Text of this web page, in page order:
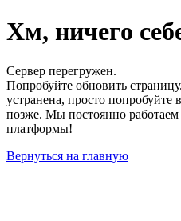
Хм, ничего
Сервер перегружен.
Попробуйте обновить
устранена, просто попробуйте
позже. Мы постоянно
платформы!
Вернуться на главную